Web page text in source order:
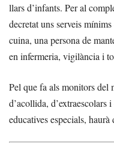
llars d’infants. Per al
decretat uns serveis
cuina, una persona de
en infermeria, vigilància i
Pel que fa als monitors del
d’acollida, d’extraescolars
educatives especials,